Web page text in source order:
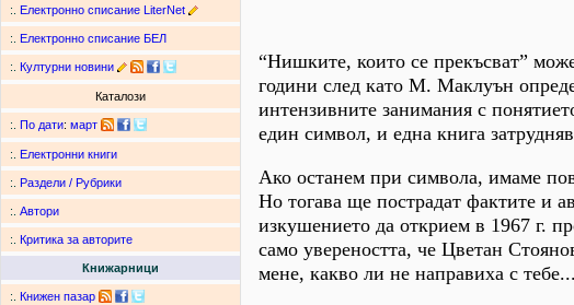
:. Електронно списание LiterNet
:. Електронно списание БЕЛ
:. Културни новини
Каталози
:. По дати: март
:. Електронни книги
:. Раздели / Рубрики
:. Автори
:. Критика за авторите
Книжарници
:. Книжен пазар
“Нишките, които се прекъсват”
години след като М. Маклуън
интензивните занимания с
един символ, и една книга
Ако останем при символа, имаме
Но тогава ще пострадат фактите и
изкушението да открием в 1967 г.
само увереността, че Цветан
мене, какво ли не направиха с